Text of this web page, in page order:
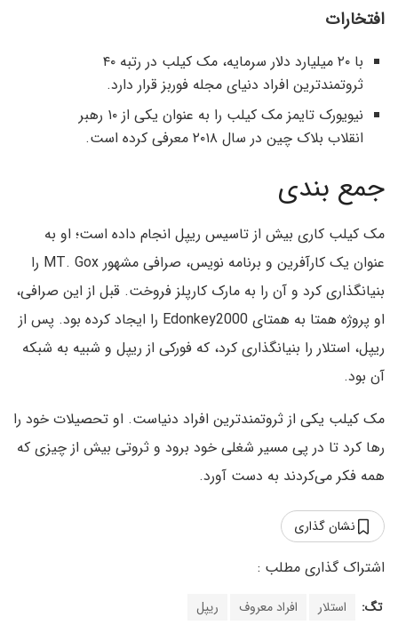
افتخارات
با ۲۰ میلیارد دلار سرمایه، مک کیلب در رتبه ۴۰
ثروتمندترین افراد دنیای مجله فوربز قرار دارد.
نیویورک تایمز مک کیلب را به عنوان یکی از ۱۰ رهبر
انقلاب بلاک چین در سال ۲۰۱۸ معرفی کرده است.
جمع بندی
مک کیلب کاری بیش از تاسیس ریپل انجام داده است؛ او به
عنوان یک کارآفرین و برنامه نویس، صرافی مشهور MT. Gox را
بنیانگذاری کرد و آن را به مارک کارپلز فروخت. قبل از این صرافی،
او پروژه همتا به همتای Edonkey2000 را ایجاد کرده بود. پس از
ریپل،‌ استلار را بنیانگذاری کرد، که فورکی از ریپل و شبیه به شبکه
آن بود.
مک کیلب یکی از ثروتمندترین افراد دنیاست. او تحصیلات خود را
رها کرد تا در پی مسیر شغلی خود برود و ثروتی بیش از چیزی که
همه فکر می‌کردند به دست آورد.
نشان گذاری
تگ: استلار افراد معروف ریپل